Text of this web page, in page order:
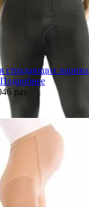
страдающих
Подробнее
раз